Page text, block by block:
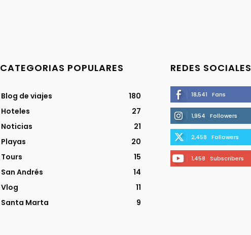
CATEGORIAS POPULARES
Blog de viajes
180
Hoteles
27
Noticias
21
Playas
20
Tours
15
San Andrés
14
Vlog
11
Santa Marta
9
REDES SOCIALES
18,541 Fans
1,954 Followers
2,458 Followers
1,458 Subscribers